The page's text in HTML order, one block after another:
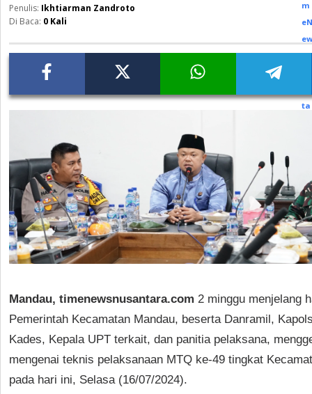
Ikhtiarman Zandroto
Di Baca: 0 Kali
Mandau, timenewsnusantara.com 2 minggu menjelang
Pemerintah Kecamatan Mandau, beserta Danramil,
Kades, Kepala UPT terkait, dan panitia pelaksana,
mengenai teknis pelaksanaan MTQ ke-49 tingkat
pada hari ini, Selasa (16/07/2024).